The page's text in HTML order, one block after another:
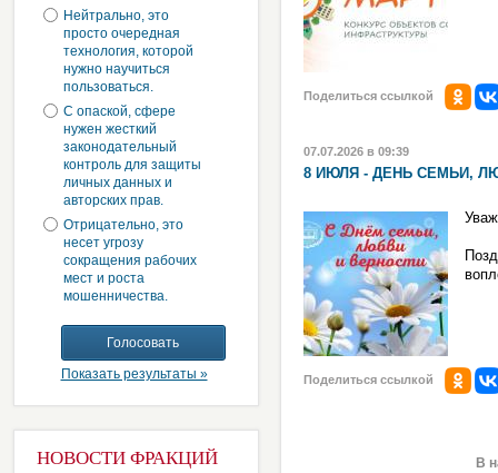
Нейтрально, это
просто очередная
технология, которой
нужно научиться
пользоваться.
С опаской, сфере
нужен жесткий
законодательный
контроль для защиты
личных данных и
авторских прав.
Отрицательно, это
несет угрозу
сокращения рабочих
мест и роста
мошенничества.
Показать результаты »
НОВОСТИ ФРАКЦИЙ
Поделиться ссылкой
07.07.2026 в 09:39
8 ИЮЛЯ - ДЕНЬ СЕМЬИ,
Поделиться ссылкой
В